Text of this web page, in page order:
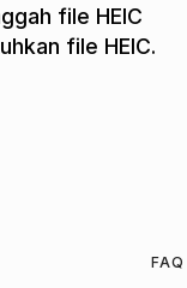
file HEIC
file HEIC.
FAQ